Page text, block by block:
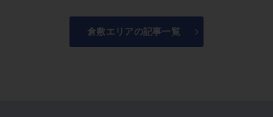
倉敷エリアの記事一覧